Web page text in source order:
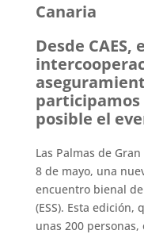
Canaria
Desde
participamos
posible el
Las Palmas de
8 de mayo, una
encuentro bienal
(ESS). Esta
unas 200